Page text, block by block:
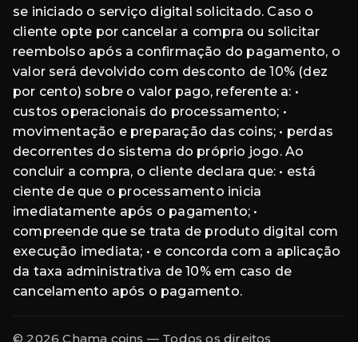
se iniciado o serviço digital solicitado. Caso o
cliente opte por cancelar a compra ou solicitar
reembolso após a confirmação do pagamento, o
valor será devolvido com desconto de 10% (dez
por cento) sobre o valor pago, referente a: •
custos operacionais do processamento; •
movimentação e preparação das coins; • perdas
decorrentes do sistema do próprio jogo. Ao
concluir a compra, o cliente declara que: • está
ciente de que o processamento inicia
imediatamente após o pagamento; •
compreende que se trata de produto digital com
execução imediata; • e concorda com a aplicação
da taxa administrativa de 10% em caso de
cancelamento após o pagamento.
© 2026 Chama coins — Todos os direitos